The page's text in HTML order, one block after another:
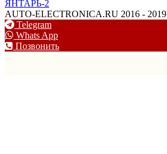
ЯНТАРЬ-2
AUTO-ELECTRONICA.RU 2016 - 2019
Telegram
Whats App
Позвонить